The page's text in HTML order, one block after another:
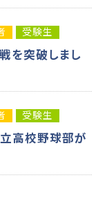
受験生
を突破しまし
受験生
高校野球部が